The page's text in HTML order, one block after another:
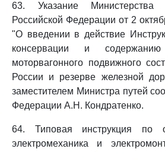
63. Указание Министерства
Российской Федерации от 2
"О введении в действие
консервации и
моторвагонного подвижного
России и резерве железной
заместителем Министра путей
Федерации А.Н. Кондратенко.
64. Типовая инструкция по
электромеханика и